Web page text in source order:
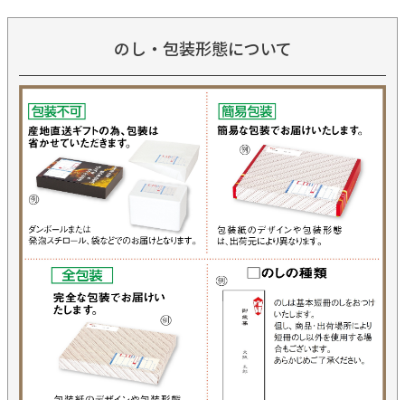
のし・包装形態について